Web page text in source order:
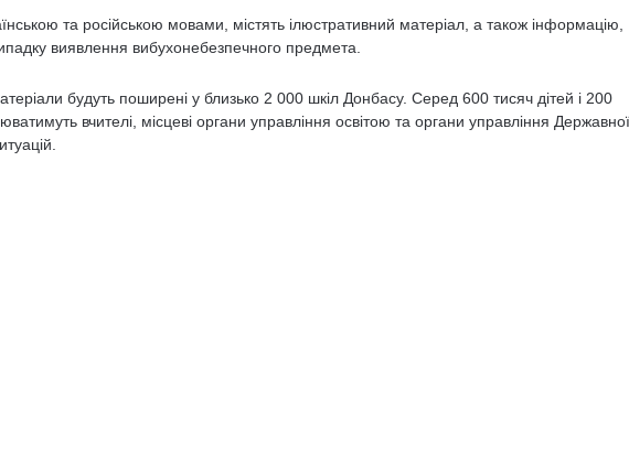
та російською мовами, містять ілюстративний матеріал, а також інформацію,
виявлення вибухонебезпечного предмета.
будуть поширені у близько 2 000 шкіл Донбасу. Серед 600 тисяч дітей і 200
вчителі, місцеві органи управління освітою та органи управління Державної